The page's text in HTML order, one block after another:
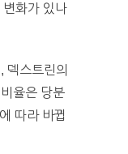
화가 있나
덱스트린의
율은 당분
따라 바뀝